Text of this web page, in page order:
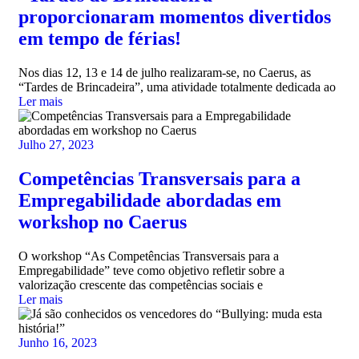
proporcionaram momentos divertidos
em tempo de férias!
Nos dias 12, 13 e 14 de julho realizaram-se, no Caerus, as
“Tardes de Brincadeira”, uma atividade totalmente dedicada ao
Ler mais
Julho 27, 2023
Competências Transversais para a
Empregabilidade abordadas em
workshop no Caerus
O workshop “As Competências Transversais para a
Empregabilidade” teve como objetivo refletir sobre a
valorização crescente das competências sociais e
Ler mais
Junho 16, 2023